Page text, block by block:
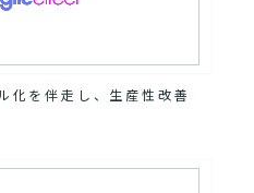
化を伴走し、生産性改善